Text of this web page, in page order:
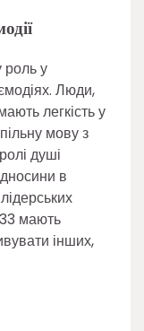
роль у
Люди,
легкість у
мову з
душі
в
мають
інших,